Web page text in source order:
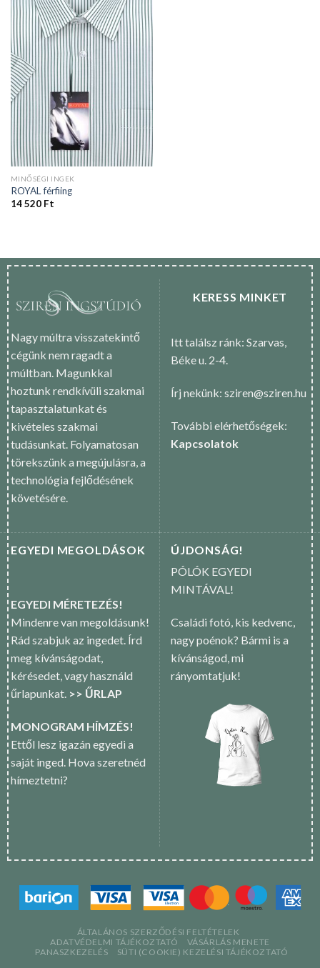
MINŐSÉGI INGEK
ROYAL férfiing
14 520 Ft
Nagy múltra visszatekintő
cégünk nem ragadt a
múltban. Magunkkal
hoztunk rendkívüli szakmai
tapasztalatunkat és
kivételes szakmai
tudásunkat. Folyamatosan
törekszünk a megújulásra, a
technológia fejlődésének
követésére.
KERESS MINKET
Itt találsz ránk: Szarvas,
Béke u. 2-4.
Írj nekünk: sziren@sziren.hu
További elérhetőségek:
Kapcsolatok
EGYEDI MEGOLDÁSOK
EGYEDI MÉRETEZÉS!
Mindenre van megoldásunk!
Rád szabjuk az ingedet. Írd
meg kívánságodat,
kérésedet, vagy használd
űrlapunkat. >> ŰRLAP
MONOGRAM HÍMZÉS!
Ettől lesz igazán egyedi a
saját inged. Hova szeretnéd
hímeztetni?
ÚJDONSÁG!
PÓLÓK EGYEDI
MINTÁVAL!
Családi fotó, kis kedvenc,
nagy poénok? Bármi is a
kívánságod, mi
rányomtatjuk!
ÁLTALÁNOS SZERZŐDÉSI FELTÉTELEK
ADATVÉDELMI TÁJÉKOZTATÓ
VÁSÁRLÁS MENETE
PANASZKEZELÉS
SÜTI (COOKIE) KEZELÉSI TÁJÉKOZTATÓ